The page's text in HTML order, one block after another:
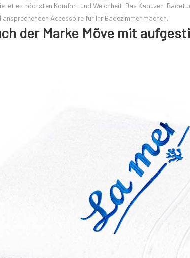
es höchsten Komfort und Weichheit. Das Kapuzen-
ansprechenden Accessoire für Ihr Badezimmer machen.
der Marke Möve mit